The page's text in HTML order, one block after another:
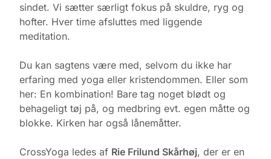
sindet. Vi sætter særligt fokus på skuldre, ryg og
hofter. Hver time afsluttes med liggende
meditation.
Du kan sagtens være med, selvom du ikke har
erfaring med yoga eller kristendommen. Eller som
her: En kombination! Bare tag noget blødt og
behageligt tøj på, og medbring evt. egen måtte og
blokke. Kirken har også lånemåtter.
CrossYoga ledes af Rie Frilund Skårhøj, der er en